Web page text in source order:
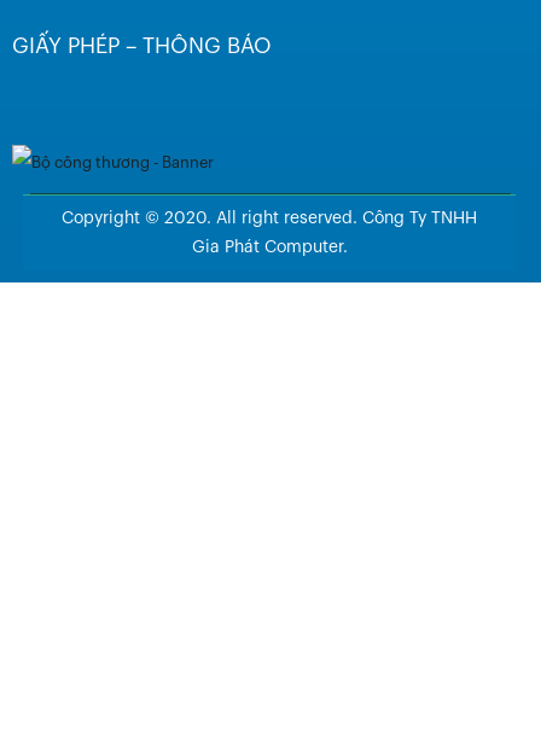
GIẤY PHÉP – THÔNG BÁO
Copyright © 2020. All right reserved. Công Ty TNHH
Gia Phát Computer.